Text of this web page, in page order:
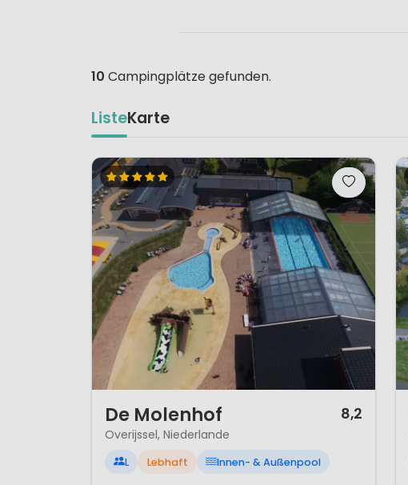
10 Campingplätze gefunden.
ListeKarte
De Molenhof 8,2
Overijssel, Niederlande
L Lebhaft Innen- & Außenpool